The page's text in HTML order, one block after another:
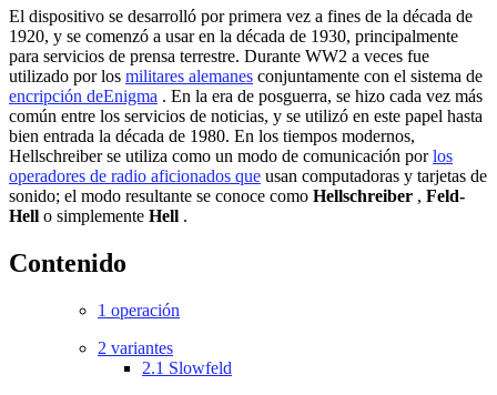
El dispositivo se desarrolló por primera vez a fines de la década de
1920, y se comenzó a usar en la década de 1930, principalmente
para servicios de prensa terrestre. Durante WW2 a veces fue
utilizado por los militares alemanes conjuntamente con el sistema de
encripción deEnigma . En la era de posguerra, se hizo cada vez más
común entre los servicios de noticias, y se utilizó en este papel hasta
bien entrada la década de 1980. En los tiempos modernos,
Hellschreiber se utiliza como un modo de comunicación porlos
operadores de radio aficionados que usan computadoras y tarjetas de
sonido; el modo resultante se conoce como Hellschreiber , Feld-
Hell o simplemente Hell .
Contenido
1 operación
2 variantes
2.1 Slowfeld